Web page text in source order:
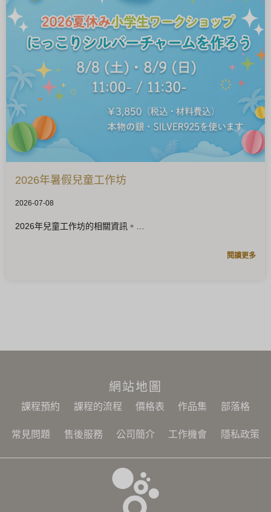
2026年暑假兒童工作坊
2026-07-08
2026年兒童工作坊的相關資訊。
閱讀更多
網站地圖
課程預約 課程的流程 價格表 作品集 部落格
常見問題 售後服務 公司簡介 工作機會 隱私政策